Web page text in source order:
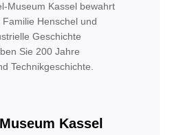
Museum Kassel bewahrt
Henschel und
Geschichte
Sie 200 Jahre
Technikgeschichte.
Kassel